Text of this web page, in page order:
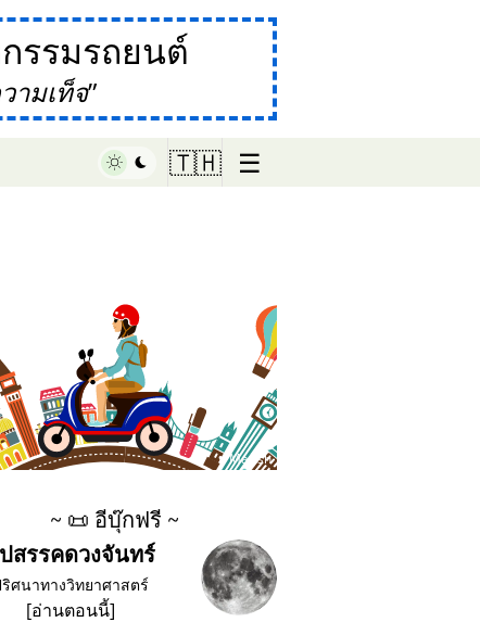
รรมรถยนต์
ามเท็จ
🇹🇭 ☰
♥ Marish
~ 📜 อีบุ๊กฟรี ~
สรรคดวงจันทร์
ศนาทางวิทยาศาสตร์
[อ่านตอนนี้]